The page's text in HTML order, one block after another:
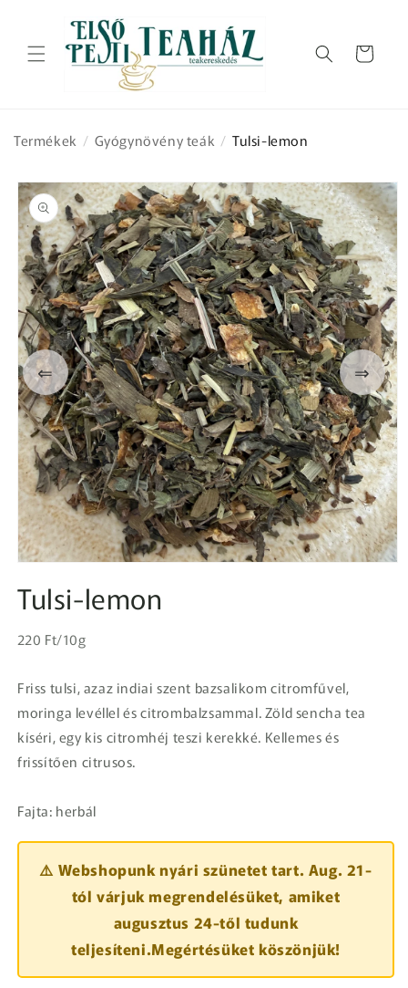
tartalomhoz
Kosár
Termékek / Gyógynövény teák / Tulsi-lemon
⇐
Kihagyás, és
ugrás a
termékadatokra
megnyitása
a
párbeszédpanelen
⇒
Tulsi-lemon
Normál
Egységár
220 Ft/10g
Friss tulsi, azaz indiai szent bazsalikom citromfűvel,
moringa levéllel és citrombalzsammal. Zöld sencha tea
kíséri, egy kis citromhéj teszi kerekké. Kellemes és
frissítően citrusos.
Fajta: herbál
⚠️ Webshopunk nyári szünetet tart. Aug. 21-
tól várjuk megrendelésüket, amiket
augusztus 24-től tudunk
teljesíteni.Megértésüket köszönjük!